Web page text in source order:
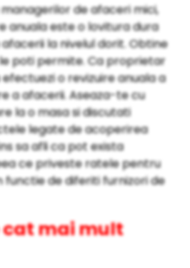
de afaceri mici,
anuala este o lovitura dura
la nivelul dorit. Obtine
poti permite. Ca proprietar
o revizuire anuala a
a afacerii. Aseaza-te cu
la o masa si discutati
legate de acoperirea
sa afli ca pot exista
ce priveste ratele pentru
functie de diferiti furnizori de
cat mai mult